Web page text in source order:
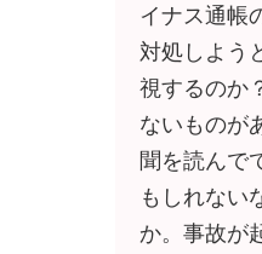
イナス通帳
対処しよう
視するのか
ないものが
聞を読んで
もしれない
か。事故が